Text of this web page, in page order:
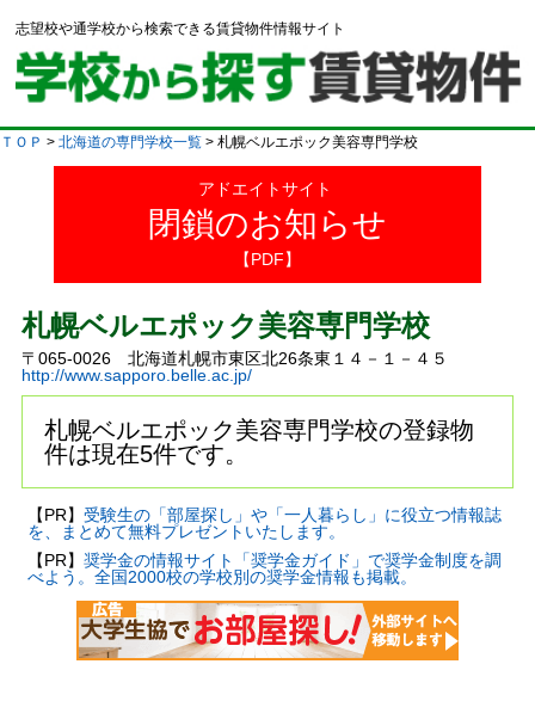
志望校や通学校から検索できる賃貸物件情報サイト
ＴＯＰ > 北海道の専門学校一覧 > 札幌ベルエポック美容専門学校
アドエイトサイト
閉鎖のお知らせ
【PDF】
札幌ベルエポック美容専門学校
〒065-0026 北海道札幌市東区北26条東１４－１－４５
http://www.sapporo.belle.ac.jp/
札幌ベルエポック美容専門学校の登録物
件は現在5件です。
【PR】 受験生の「部屋探し」や「一人暮らし」に役立つ情報誌
を、まとめて無料プレゼントいたします。
【PR】 奨学金の情報サイト「奨学金ガイド」で奨学金制度を調
べよう。全国2000校の学校別の奨学金情報も掲載。